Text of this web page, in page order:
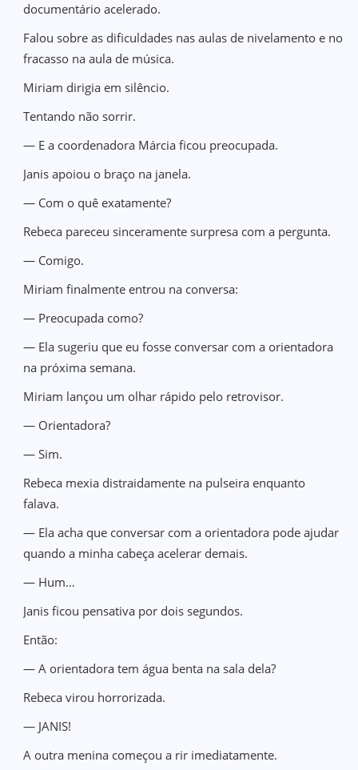
documentário acelerado.
Falou sobre as dificuldades nas aulas de nivelamento e no
fracasso na aula de música.
Miriam dirigia em silêncio.
Tentando não sorrir.
— E a coordenadora Márcia ficou preocupada.
Janis apoiou o braço na janela.
— Com o quê exatamente?
Rebeca pareceu sinceramente surpresa com a pergunta.
— Comigo.
Miriam finalmente entrou na conversa:
— Preocupada como?
— Ela sugeriu que eu fosse conversar com a orientadora
na próxima semana.
Miriam lançou um olhar rápido pelo retrovisor.
— Orientadora?
— Sim.
Rebeca mexia distraidamente na pulseira enquanto
falava.
— Ela acha que conversar com a orientadora pode ajudar
quando a minha cabeça acelerar demais.
— Hum…
Janis ficou pensativa por dois segundos.
Então:
— A orientadora tem água benta na sala dela?
Rebeca virou horrorizada.
— JANIS!
A outra menina começou a rir imediatamente.